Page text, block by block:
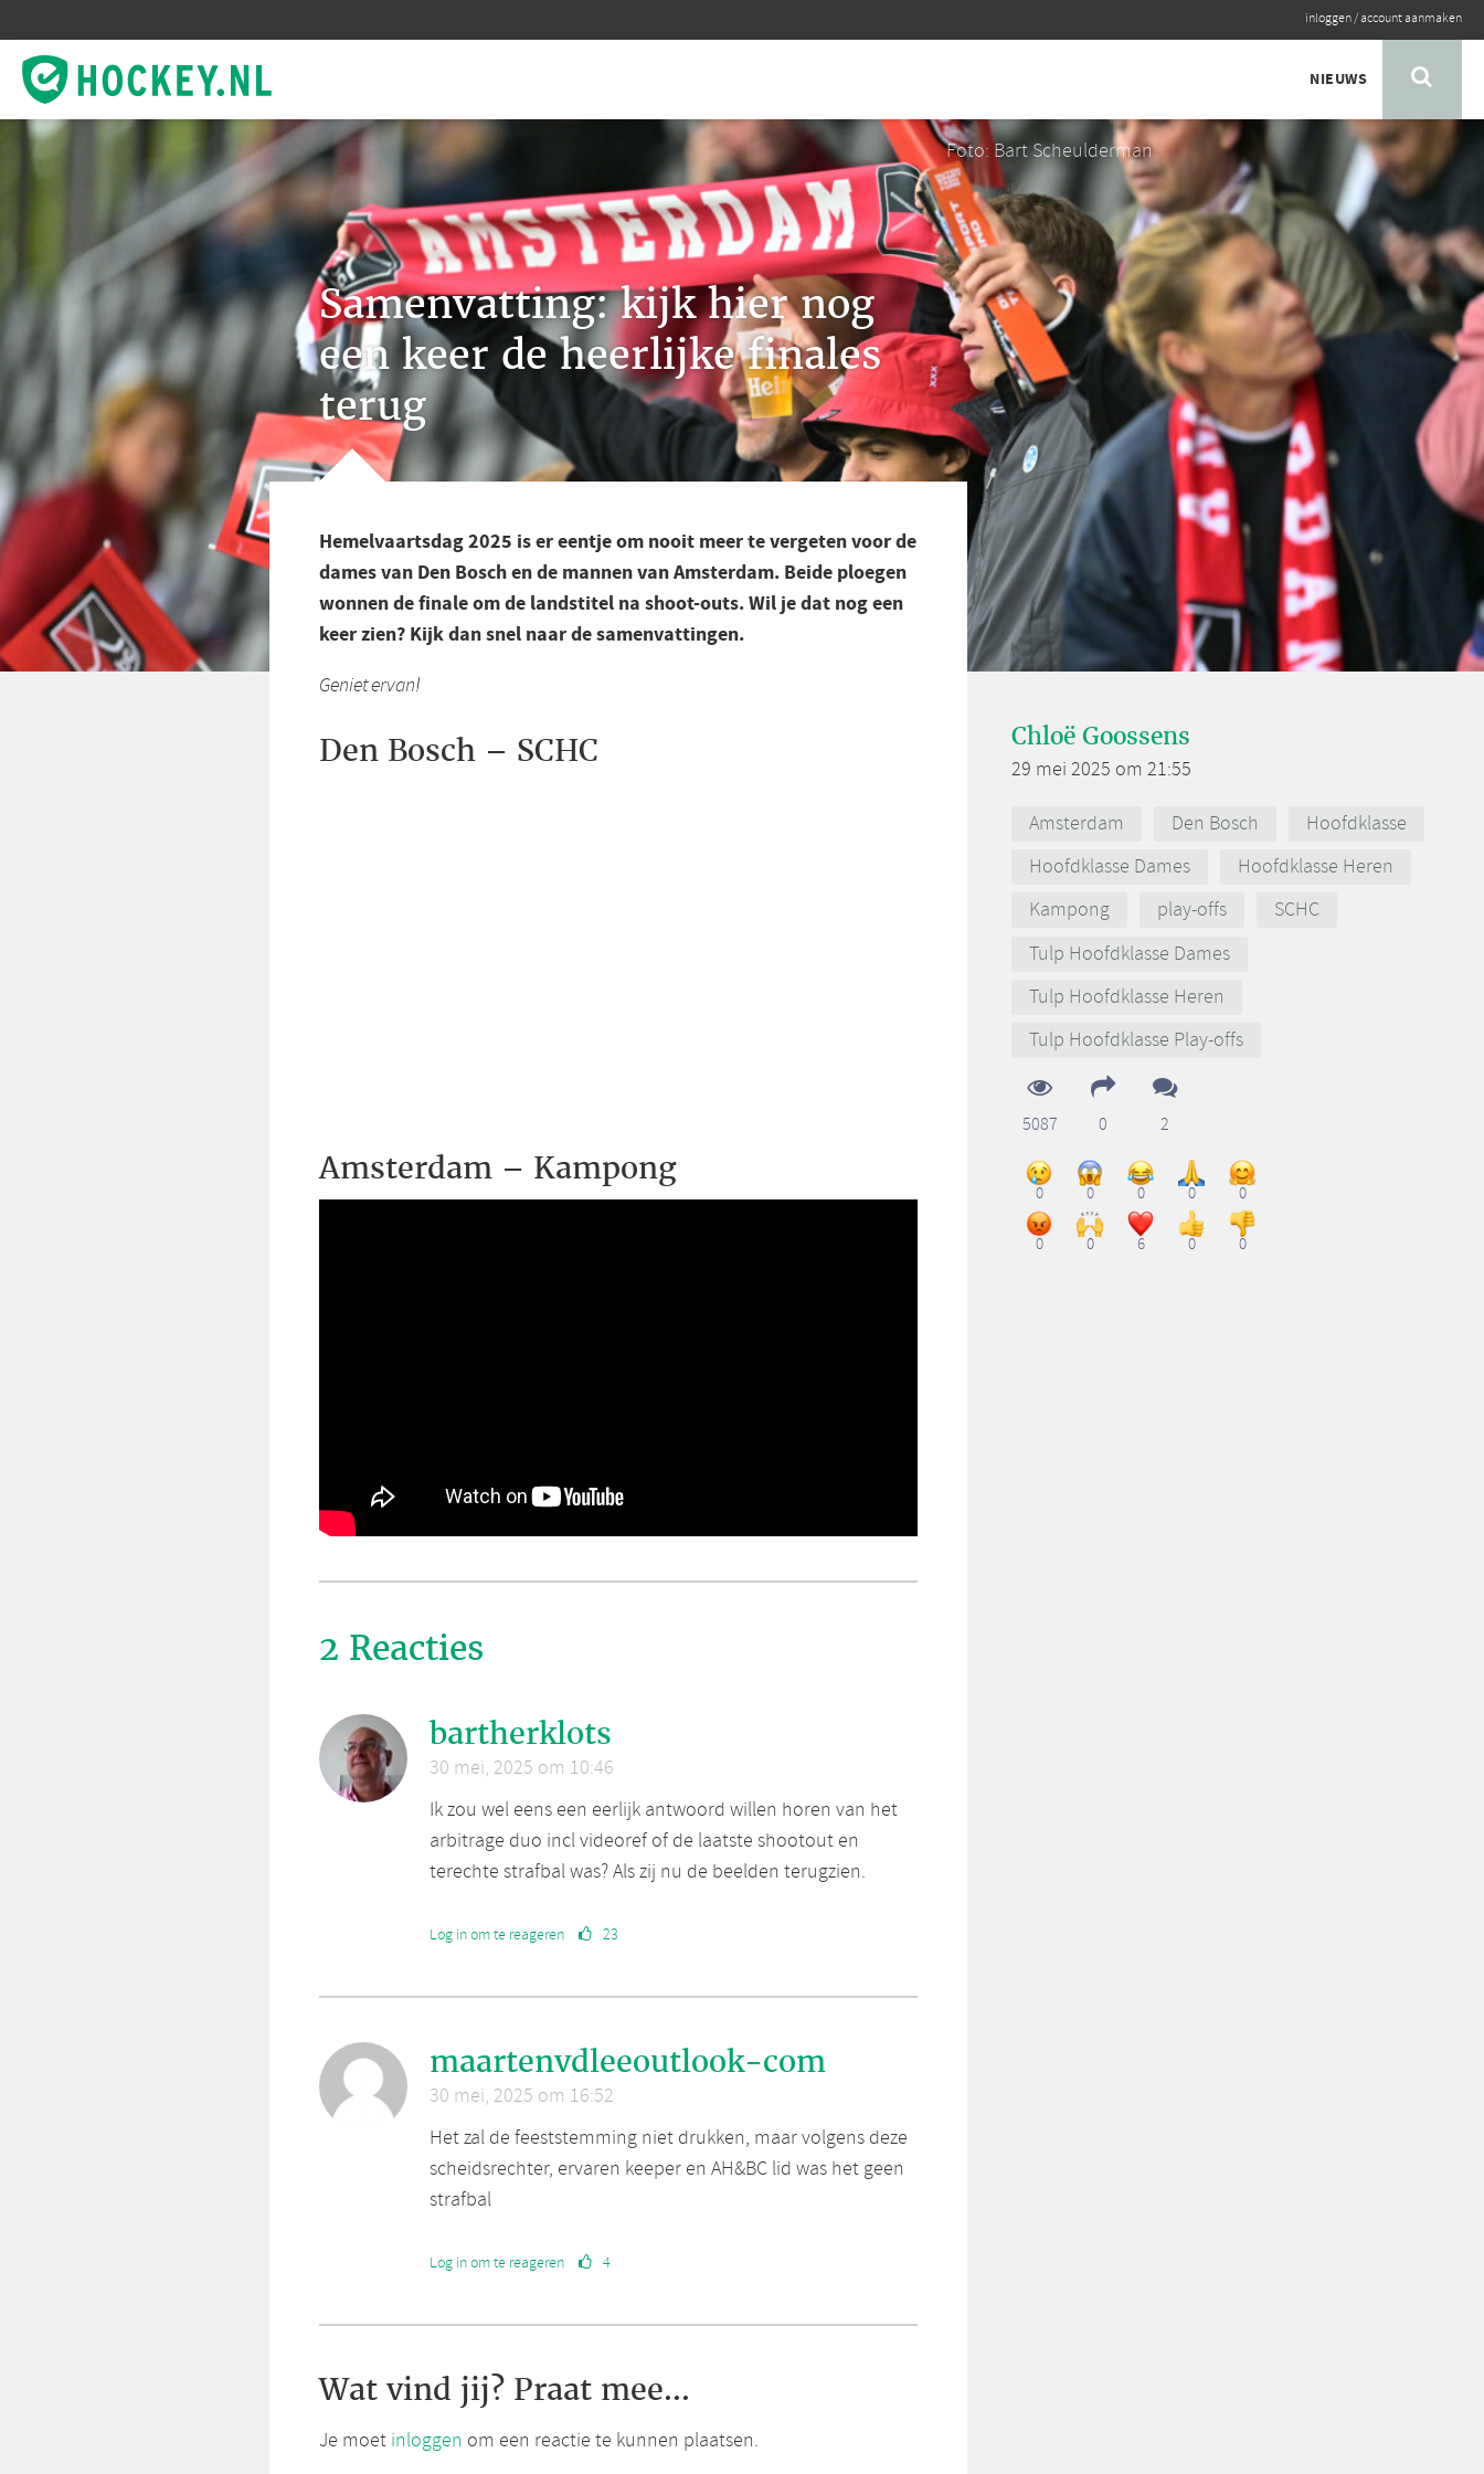
inloggen/account aanmaken
NIEUWS
Foto: Bart Scheulderman
Samenvatting: kijk hier nog
een keer de heerlijke finales
terug
Hemelvaartsdag 2025 is er eentje om nooit meer te vergeten voor de
dames van Den Bosch en de mannen van Amsterdam. Beide ploegen
wonnen de finale om de landstitel na shoot-outs. Wil je dat nog een
keer zien? Kijk dan snel naar de samenvattingen.
Geniet ervan!
Den Bosch – SCHC
Amsterdam – Kampong
2 Reacties
bartherklots
30 mei, 2025 om 10:46
Ik zou wel eens een eerlijk antwoord willen horen van het
arbitrage duo incl videoref of de laatste shootout en
terechte strafbal was? Als zij nu de beelden terugzien.
Log in om te reageren 23
maartenvdleeoutlook-com
30 mei, 2025 om 16:52
Het zal de feeststemming niet drukken, maar volgens deze
scheidsrechter, ervaren keeper en AH&BC lid was het geen
strafbal
Log in om te reageren 4
Wat vind jij? Praat mee...
Je moet inloggen om een reactie te kunnen plaatsen.
Chloë Goossens
29 mei 2025 om 21:55
Amsterdam Den Bosch
Hoofdklasse
Hoofdklasse Dames
Hoofdklasse Heren
Kampong
play-offs
SCHC
Tulp Hoofdklasse Dames
Tulp Hoofdklasse Heren
Tulp Hoofdklasse Play-offs
5087 0 2
0 0 0 0 0
0 0 6 0 0